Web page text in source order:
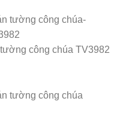
công chúa TV3982